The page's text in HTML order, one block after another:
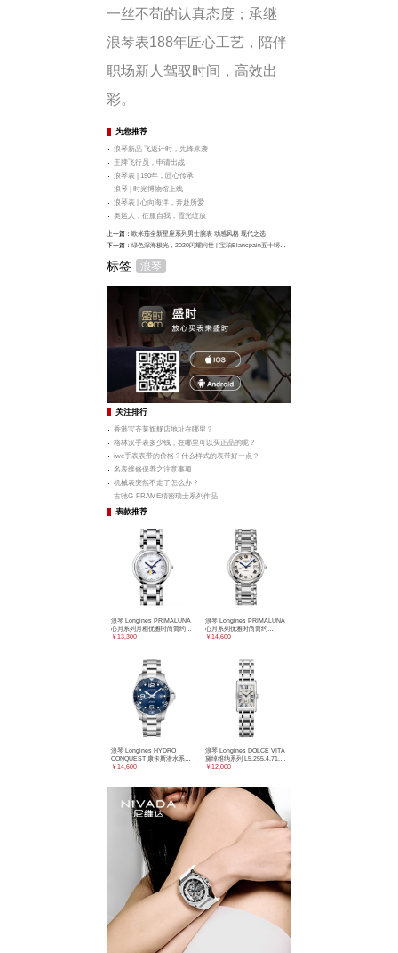
一丝不苟的认真态度；承继
浪琴表188年匠心工艺，陪伴
职场新人驾驭时间，高效出
彩。
为您推荐
浪琴新品 飞返计时，先锋来袭
王牌飞行员，申请出战
浪琴表 | 190年，匠心传承
浪琴 | 时光博物馆上线
浪琴表 | 心向海洋，奔赴所爱
奥运人，征服自我，霞光绽放
上一篇： 欧米茄全新星座系列男士腕表 动感风格 现代之选
下一篇：绿色深海极光，2020闪耀问世 | 宝珀Blancpain五十噚首枚绿色深潜器限量腕表
标签 浪琴
关注排行
香港宝齐莱旗舰店地址在哪里？
格林汉手表多少钱，在哪里可以买正品的呢？
iwc手表表带的价格？什么样式的表带好一点？
名表维修保养之注意事项
机械表突然不走了怎么办？
古驰G-FRAME精密瑞士系列作品
表款推荐
浪琴 Longines PRIMALUNA
心月系列月相优雅时尚简约
L8.115.4.87.6 石英
￥13,300
浪琴 Longines PRIMALUNA
心月系列优雅时尚简约
L8.113.4.71.6 机械
￥14,600
浪琴 Longines HYDRO
CONQUEST 康卡斯潜水系列
L3.782.4.96.6 机械
￥14,600
浪琴 Longines DOLCE VITA
黛绰维纳系列 L5.255.4.71.6
石英
￥12,000